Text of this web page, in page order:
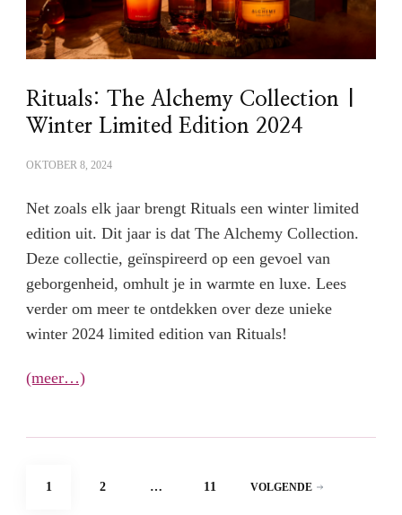
Rituals: The Alchemy Collection |
Winter Limited Edition 2024
OKTOBER 8, 2024
Net zoals elk jaar brengt Rituals een winter limited
edition uit. Dit jaar is dat The Alchemy Collection.
Deze collectie, geïnspireerd op een gevoel van
geborgenheid, omhult je in warmte en luxe. Lees
verder om meer te ontdekken over deze unieke
winter 2024 limited edition van Rituals!
(meer…)
Berichten
PAGINA
1 PAGINA
2 … PAGINA
11 VOLGENDE